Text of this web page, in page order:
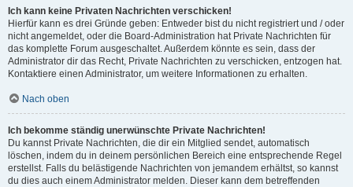
Ich kann keine Privaten Nachrichten verschicken!
Hierfür kann es drei Gründe geben: Entweder bist du nicht registriert und / oder
nicht angemeldet, oder die Board-Administration hat Private Nachrichten für
das komplette Forum ausgeschaltet. Außerdem könnte es sein, dass der
Administrator dir das Recht, Private Nachrichten zu verschicken, entzogen hat.
Kontaktiere einen Administrator, um weitere Informationen zu erhalten.
Nach oben
Ich bekomme ständig unerwünschte Private Nachrichten!
Du kannst Private Nachrichten, die dir ein Mitglied sendet, automatisch
löschen, indem du in deinem persönlichen Bereich eine entsprechende Regel
erstellst. Falls du belästigende Nachrichten von jemandem erhältst, so kannst
du dies auch einem Administrator melden. Dieser kann dem betreffenden